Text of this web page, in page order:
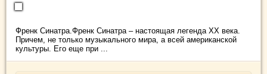
Френк Синатра.Френк Синатра – настоящая легенда XX века.
Причем, не только музыкального мира, а всей американской
культуры. Его еще при ...